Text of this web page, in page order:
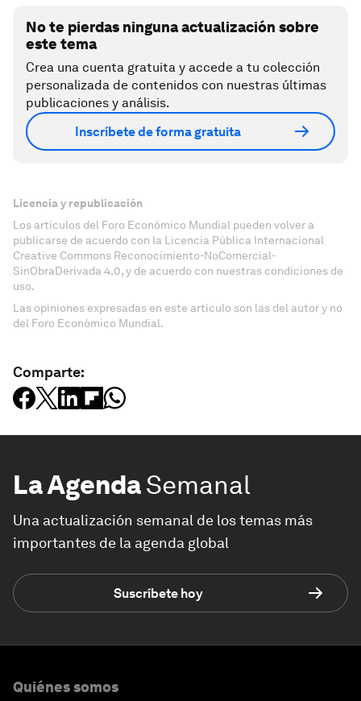
No te pierdas ninguna actualización sobre
este tema
Crea una cuenta gratuita y accede a tu colección
personalizada de contenidos con nuestras últimas
publicaciones y análisis.
Inscríbete de forma gratuita
Licencia y republicación
Los artículos del Foro Económico Mundial pueden volver a
publicarse de acuerdo con la Licencia Pública Internacional
Creative Commons Reconocimiento-NoComercial-
SinObraDerivada 4.0, y de acuerdo con nuestras condiciones de
uso.
Las opiniones expresadas en este artículo son las del autor y no
del Foro Económico Mundial.
Comparte:
La AgendaSemanal
Una actualización semanal de los temas más
importantes de la agenda global
Suscríbete hoy
Quiénes somos